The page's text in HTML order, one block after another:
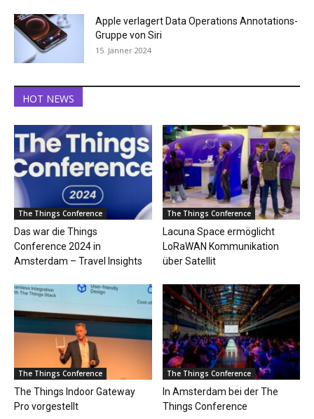
Apple verlagert Data Operations Annotations-
Gruppe von Siri
15. Jänner 2024
HOT NEWS
The Things Conference
Das war die Things
Conference 2024 in
Amsterdam – Travel Insights
The Things Conference
Lacuna Space ermöglicht
LoRaWAN Kommunikation
über Satellit
The Things Conference
The Things Indoor Gateway
Pro vorgestellt
The Things Conference
In Amsterdam bei der The
Things Conference